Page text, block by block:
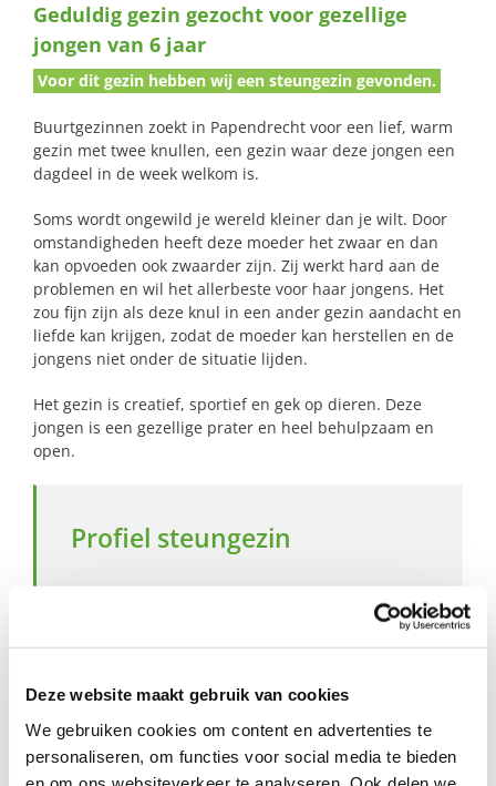
Deze website maakt gebruik van cookies
We gebruiken cookies om content en advertenties te
personaliseren, om functies voor social media te bieden
naar:
Geduldig gezin gezocht voor gezellige
jongen van 6 jaar
Voor dit gezin hebben wij een steungezin gevonden.
Buurtgezinnen zoekt in Papendrecht voor een lief, warm
gezin met twee knullen, een gezin waar deze jongen een
dagdeel in de week welkom is.
Soms wordt ongewild je wereld kleiner dan je wilt. Door
omstandigheden heeft deze moeder het zwaar en dan
kan opvoeden ook zwaarder zijn. Zij werkt hard aan de
problemen en wil het allerbeste voor haar jongens. Het
zou fijn zijn als deze knul in een ander gezin aandacht en
liefde kan krijgen, zodat de moeder kan herstellen en de
jongens niet onder de situatie lijden.
Het gezin is creatief, sportief en gek op dieren. Deze
jongen is een gezellige prater en heel behulpzaam en
open.
Profiel steungezin
jongen wil opvangen, zodat de moeder
tijd heeft voor verwerking en begeleiding.
Geduldig en vriendelijk is, een open hart
voor deze jongen heeft.
Open staat voor fijn contact met het hele